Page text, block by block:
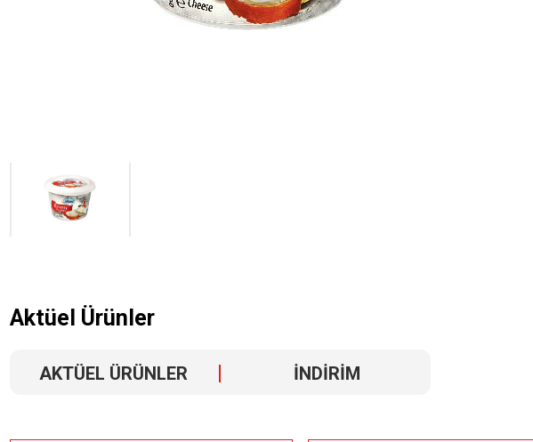
Aktüel Ürünler
AKTÜEL ÜRÜNLER İNDİRİM